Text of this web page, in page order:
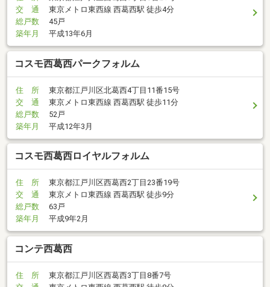
交 通
東京メトロ東西線 西葛西駅 徒歩4分
総戸数
45戸
築年月
平成13年6月
コスモ西葛西パークフォルム
住 所
東京都江戸川区北葛西4丁目11番15号
交 通
東京メトロ東西線 西葛西駅 徒歩11分
総戸数
52戸
築年月
平成12年3月
コスモ西葛西ロイヤルフォルム
住 所
東京都江戸川区西葛西2丁目23番19号
交 通
東京メトロ東西線 西葛西駅 徒歩9分
総戸数
63戸
築年月
平成9年2月
コンテ西葛西
住 所
東京都江戸川区西葛西3丁目8番7号